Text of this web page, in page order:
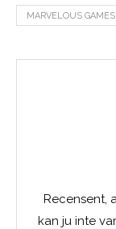
MARVELOUS GAMES
Recensent,
kan ju inte